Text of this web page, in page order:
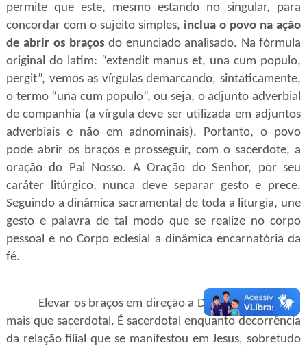
permite que este, mesmo estando no singular, para
concordar com o sujeito simples, inclua o povo na ação
de abrir os braços do enunciado analisado. Na fórmula
original do latim: “extendit manus et, una cum populo,
pergit”, vemos as vírgulas demarcando, sintaticamente,
o termo “una cum populo”, ou seja, o adjunto adverbial
de companhia (a vírgula deve ser utilizada em adjuntos
adverbiais e não em adnominais). Portanto, o povo
pode abrir os braços e prosseguir, com o sacerdote, a
oração do Pai Nosso. A Oração do Senhor, por seu
caráter litúrgico, nunca deve separar gesto e prece.
Seguindo a dinâmica sacramental de toda a liturgia, une
gesto e palavra de tal modo que se realize no corpo
pessoal e no Corpo eclesial a dinâmica encarnatória da
fé.
Elevar os braços em direção a Deus é atitude filial,
mais que sacerdotal. É sacerdotal enquanto decorrência
da relação filial que se manifestou em Jesus, sobretudo